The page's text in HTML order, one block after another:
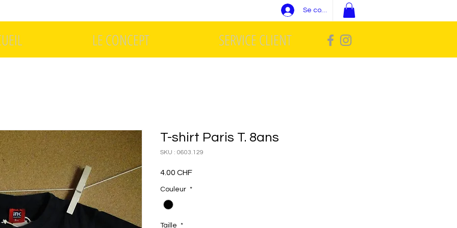
Se connecter
LE CONCEPT SERVICE CLIENT
T-shirt Paris T. 8ans
SKU : 0603.129
4.00 CHFPrix
Couleur *
Taille *